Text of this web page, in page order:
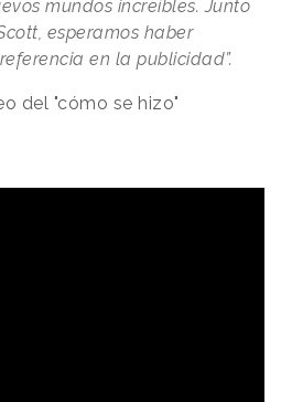
mundos increíbles. Junto
esperamos haber
en la publicidad”.
del "cómo se hizo"